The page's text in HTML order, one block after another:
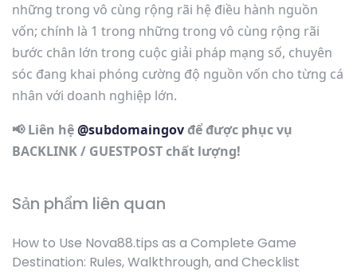
những trong vô cùng rộng rãi hệ điều hành nguồn
vốn; chính là 1 trong những trong vô cùng rộng rãi
bước chân lớn trong cuộc giải pháp mạng số, chuyên
sóc đang khai phóng cường độ nguồn vốn cho từng cá
nhân với doanh nghiệp lớn.
📢 Liên hệ@subdomaingovđể được phục vụ
BACKLINK / GUESTPOST chất lượng!
Sản phẩm liên quan
How to Use Nova88.tips as a Complete Game
Destination: Rules, Walkthrough, and Checklist